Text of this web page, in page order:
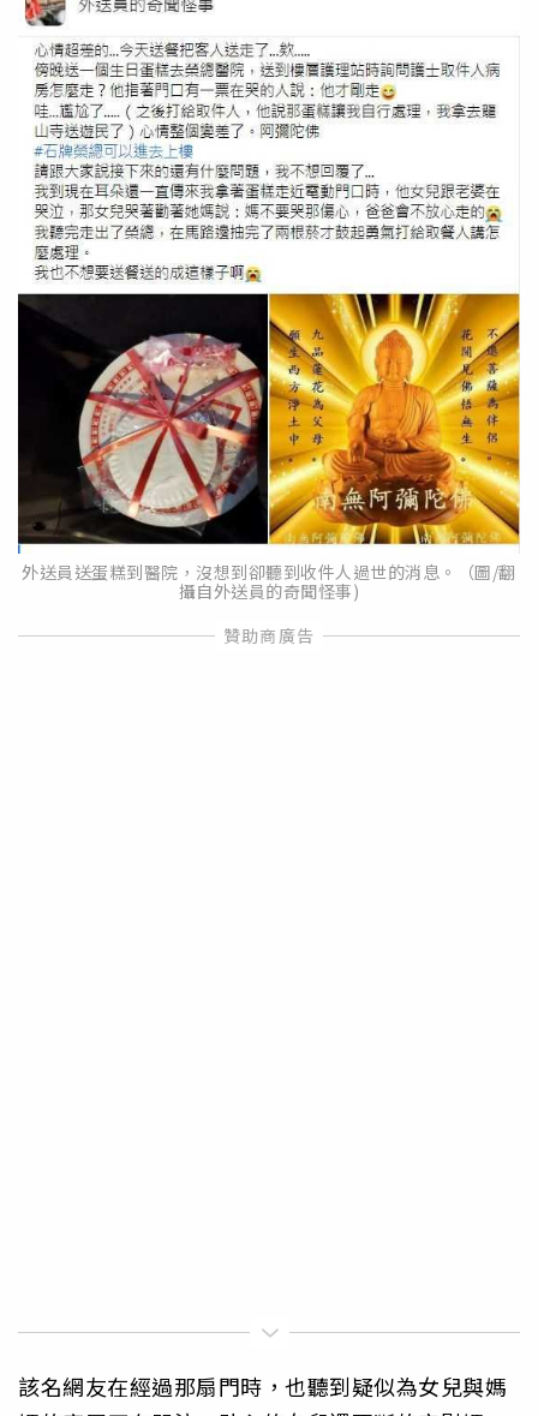
外送員送蛋糕到醫院，沒想到卻聽到收件人過世的消息。（圖/翻
攝自外送員的奇聞怪事)
該名網友在經過那扇門時，也聽到疑似為女兒與媽